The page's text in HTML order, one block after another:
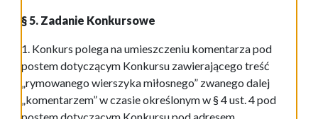
§ 5. Zadanie Konkursowe
1. Konkurs polega na umieszczeniu komentarza pod
postem dotyczącym Konkursu zawierającego treść
„rymowanego wierszyka miłosnego” zwanego dalej
„komentarzem” w czasie określonym w § 4 ust. 4 pod